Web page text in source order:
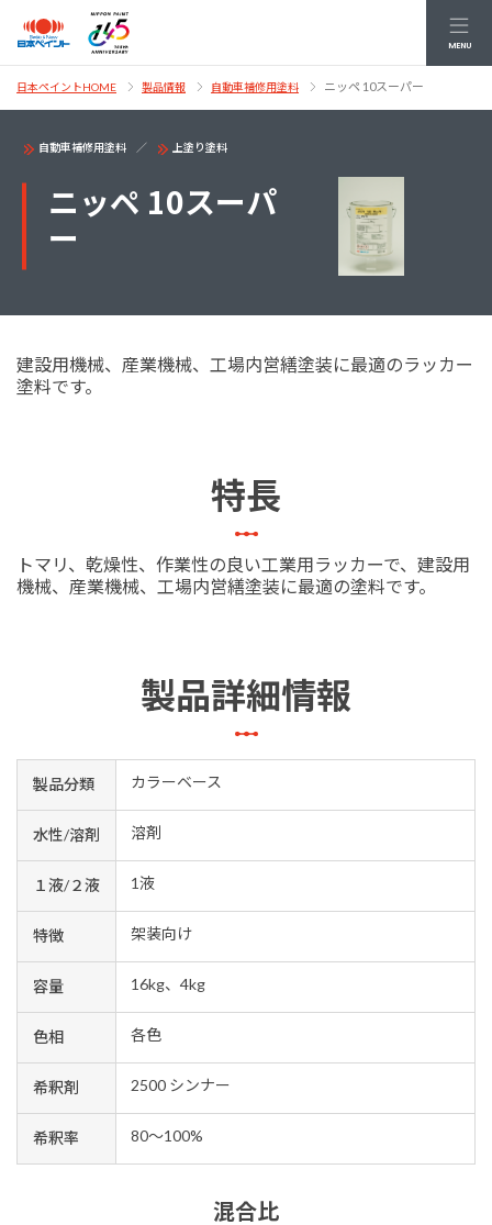
MENU
日本ペイントHOME 製品情報 自動車補修用塗料 ニッペ 10スーパー
自動車補修用塗料 上塗り塗料
ニッペ 10スーパ
ー
建設用機械、産業機械、工場内営繕塗装に最適のラッカー
塗料です。
特長
トマリ、乾燥性、作業性の良い工業用ラッカーで、建設用
機械、産業機械、工場内営繕塗装に最適の塗料です。
製品詳細情報
製品分類 カラーベース
水性/溶剤 溶剤
１液/２液 1液
特徴 架装向け
容量 16kg、4kg
色相 各色
希釈剤 2500 シンナー
希釈率 80～100%
混合比